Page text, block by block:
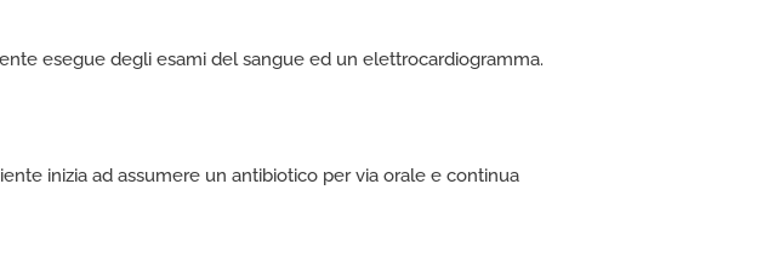
esegue degli esami del sangue ed un elettrocardiogramma.
inizia ad assumere un antibiotico per via orale e continua